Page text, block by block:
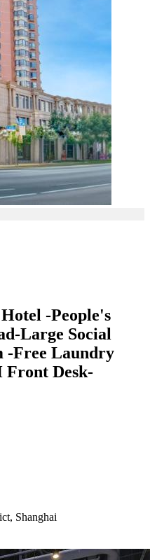
-People's
Large Social
-Free Laundry
Front Desk-
Shanghai